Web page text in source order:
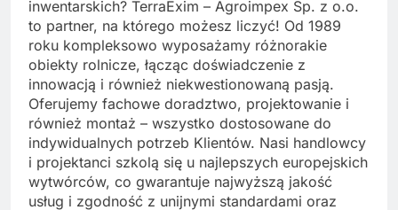
inwentarskich? TerraExim – Agroimpex Sp. z o.o.
to partner, na którego możesz liczyć! Od 1989
roku kompleksowo wyposażamy różnorakie
obiekty rolnicze, łącząc doświadczenie z
innowacją i również niekwestionowaną pasją.
Oferujemy fachowe doradztwo, projektowanie i
również montaż – wszystko dostosowane do
indywidualnych potrzeb Klientów. Nasi handlowcy
i projektanci szkolą się u najlepszych europejskich
wytwórców, co gwarantuje najwyższą jakość
usług i zgodność z unijnymi standardami oraz